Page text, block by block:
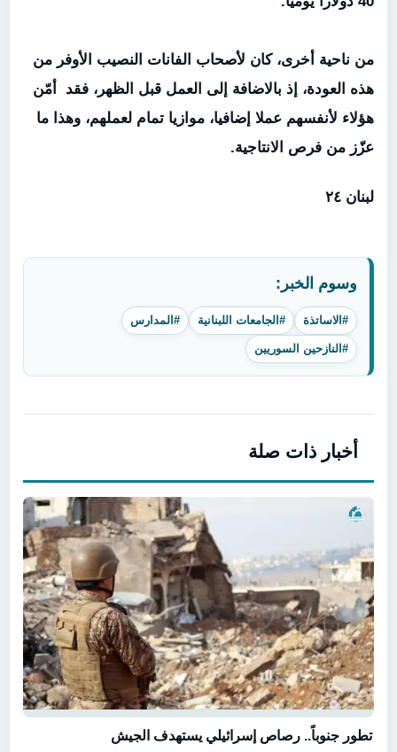
من ناحية أخرى، كان لأصحاب الفانات النصيب الأوفر من
هذه العودة، إذ بالاضافة إلى العمل قبل الظهر، فقد أمّن
هؤلاء لأنفسهم عملا إضافيا، موازيا تمام لعملهم، وهذا ما
عزّز من فرص الانتاجية.
لبنان ٢٤
وسوم الخبر:
#الاساتذة #الجامعات اللبنانية #المدارس
#النازحين السوريين
أخبار ذات صلة
تطور جنوباً.. رصاص إسرائيلي يستهدف الجيش